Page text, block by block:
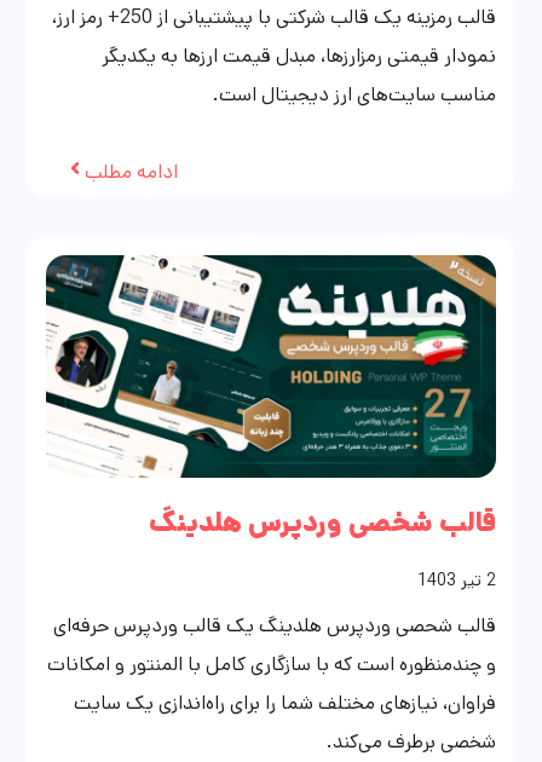
قالب رمزینه یک قالب شرکتی با پیشتیبانی از 250+ رمز ارز،
نمودار قیمتی رمزارزها، مبدل قیمت ارزها به یکدیگر
مناسب سایت‌های ارز دیجیتال است.
ادامه مطلب
قالب شخصی وردپرس هلدینگ
2 تیر 1403
قالب شحصی وردپرس هلدینگ یک قالب وردپرس حرفه‌ای
و چندمنظوره است که با سازگاری کامل با المنتور و امکانات
فراوان، نیازهای مختلف شما را برای راه‌اندازی یک سایت
شخصی برطرف می‌کند.